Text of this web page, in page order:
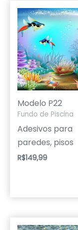
Modelo P22
Fundo de Piscina
Adesivos para
paredes, pisos
R$149,99